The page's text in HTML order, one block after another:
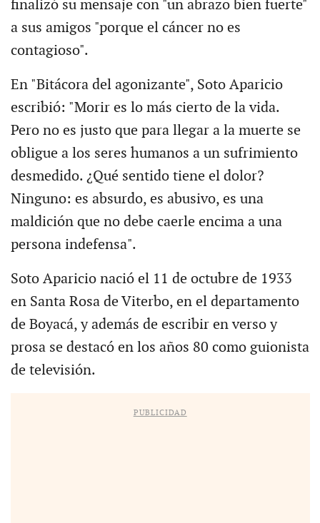
finalizó su mensaje con "un abrazo bien fuerte"
a sus amigos "porque el cáncer no es
contagioso".
En "Bitácora del agonizante", Soto Aparicio
escribió: "Morir es lo más cierto de la vida.
Pero no es justo que para llegar a la muerte se
obligue a los seres humanos a un sufrimiento
desmedido. ¿Qué sentido tiene el dolor?
Ninguno: es absurdo, es abusivo, es una
maldición que no debe caerle encima a una
persona indefensa".
Soto Aparicio nació el 11 de octubre de 1933
en Santa Rosa de Viterbo, en el departamento
de Boyacá, y además de escribir en verso y
prosa se destacó en los años 80 como guionista
de televisión.
PUBLICIDAD